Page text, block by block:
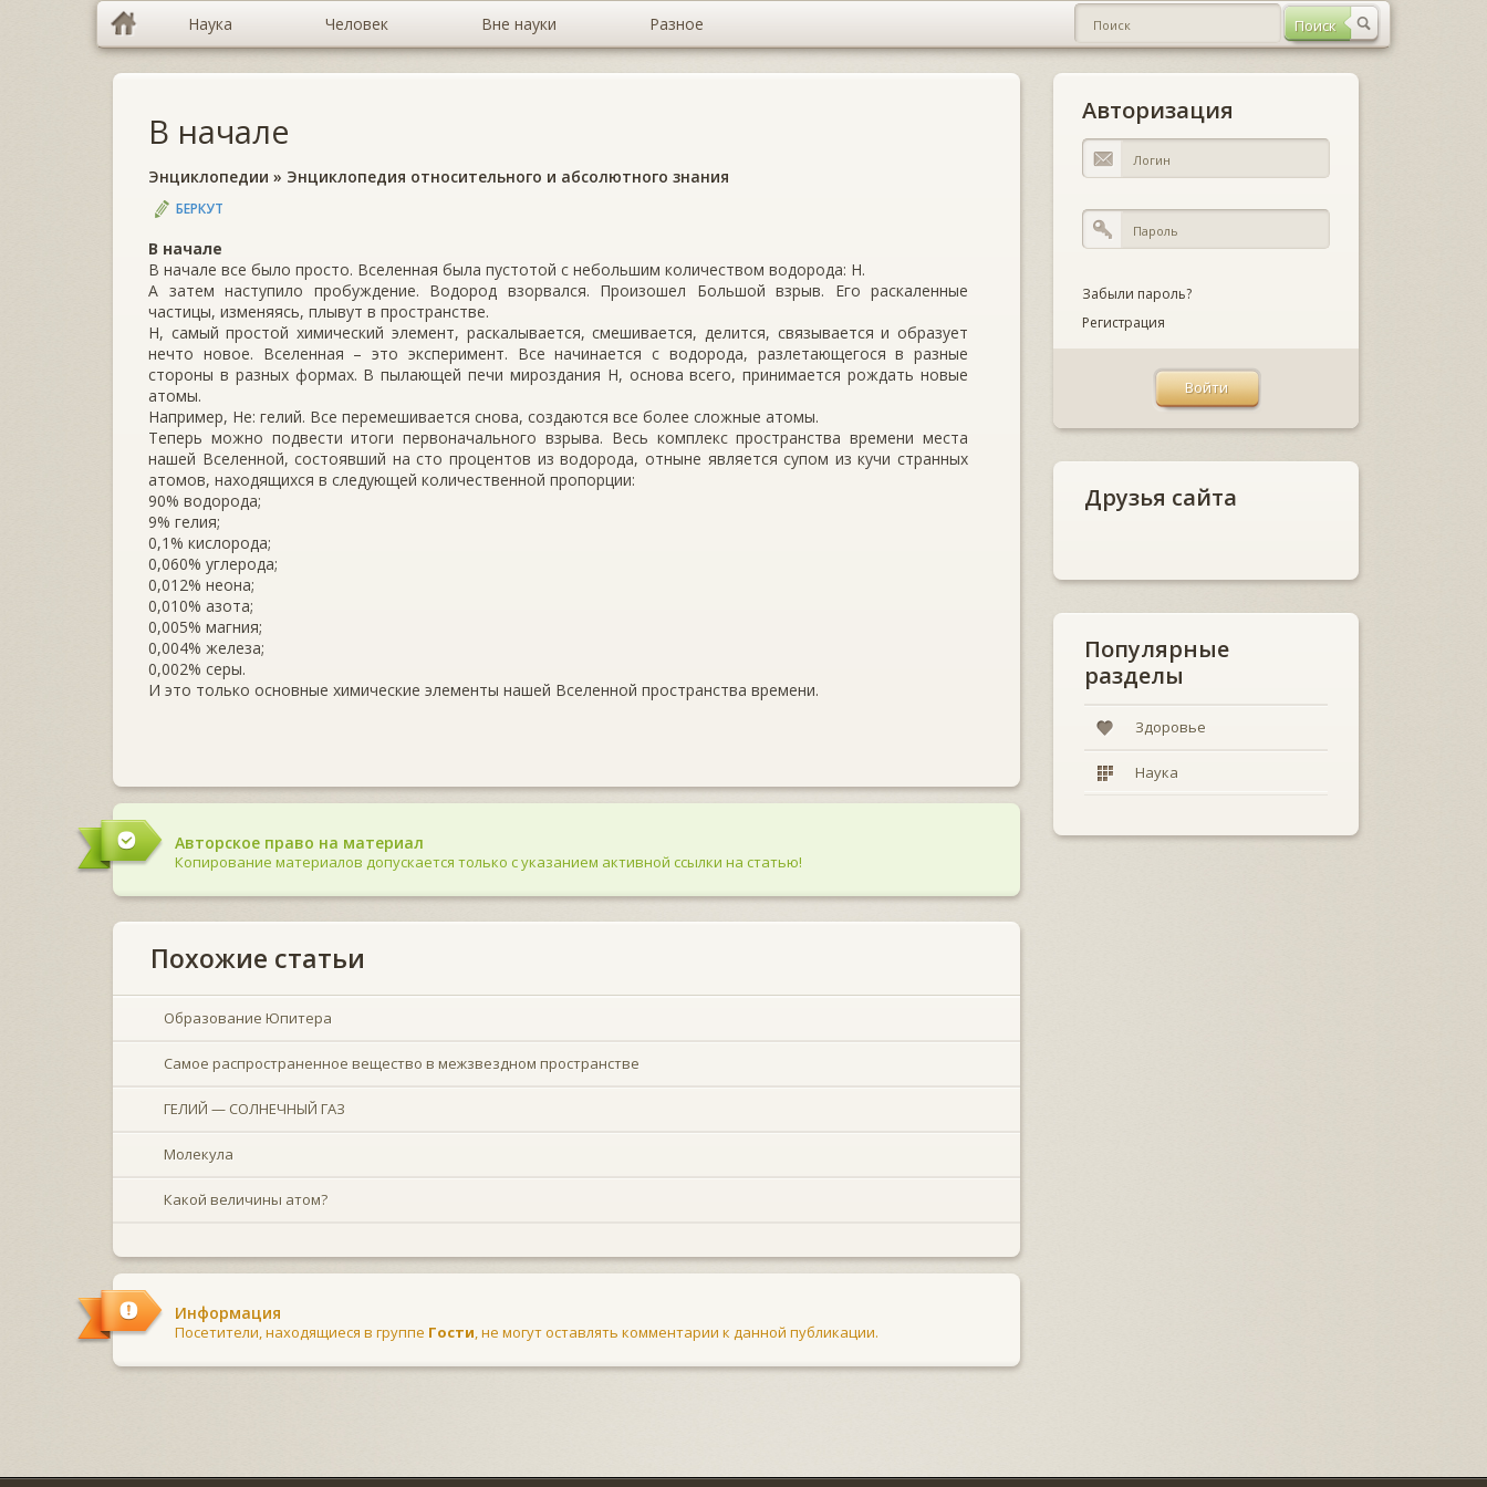
Наука Человек Вне науки Разное
В начале
Энциклопедии » Энциклопедия относительного и абсолютного знания
БЕРКУТ
В начале
В начале все было просто. Вселенная была пустотой с небольшим количеством водорода: Н.
А затем наступило пробуждение. Водород взорвался. Произошел Большой взрыв. Его раскаленные
частицы, изменяясь, плывут в пространстве.
Н, самый простой химический элемент, раскалывается, смешивается, делится, связывается и образует
нечто новое. Вселенная – это эксперимент. Все начинается с водорода, разлетающегося в разные
стороны в разных формах. В пылающей печи мироздания Н, основа всего, принимается рождать новые
атомы.
Например, Не: гелий. Все перемешивается снова, создаются все более сложные атомы.
Теперь можно подвести итоги первоначального взрыва. Весь комплекс пространства времени места
нашей Вселенной, состоявший на сто процентов из водорода, отныне является супом из кучи странных
атомов, находящихся в следующей количественной пропорции:
90% водорода;
9% гелия;
0,1% кислорода;
0,060% углерода;
0,012% неона;
0,010% азота;
0,005% магния;
0,004% железа;
0,002% серы.
И это только основные химические элементы нашей Вселенной пространства времени.
Авторское право на материал
Копирование материалов допускается только с указанием активной ссылки на статью!
Похожие статьи
Образование Юпитера
Самое распространенное вещество в межзвездном пространстве
ГЕЛИЙ — СОЛНЕЧНЫЙ ГАЗ
Молекула
Какой величины атом?
Информация
Посетители, находящиеся в группе Гости, не могут оставлять комментарии к данной публикации.
Авторизация
Забыли пароль?
Регистрация
Друзья сайта
Популярные
разделы
Здоровье
Наука